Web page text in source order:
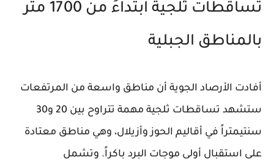
تساقطات ثلجية ابتداءً من 1700 متر
بالمناطق الجبلية
أفادت الأرصاد الجوية أن مناطق واسعة من المرتفعات
ستشهد تساقطات ثلجية مهمة تتراوح بين 20 و30
سنتيمتراً في أقاليم الحوز وأزيلال، وهي مناطق معتادة
على استقبال أولى موجات البرد باكراً. وتشمل